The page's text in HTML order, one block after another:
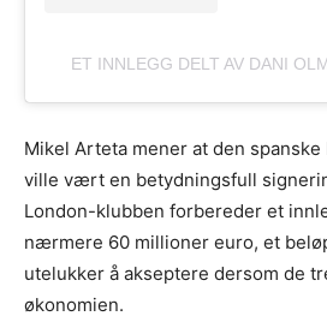
ET INNLEGG DELT AV DANI
Mikel Arteta mener at den
ville vært en betydningsfull
London-klubben forbereder et
nærmere 60 millioner euro, et
utelukker å akseptere dersom de
økonomien.